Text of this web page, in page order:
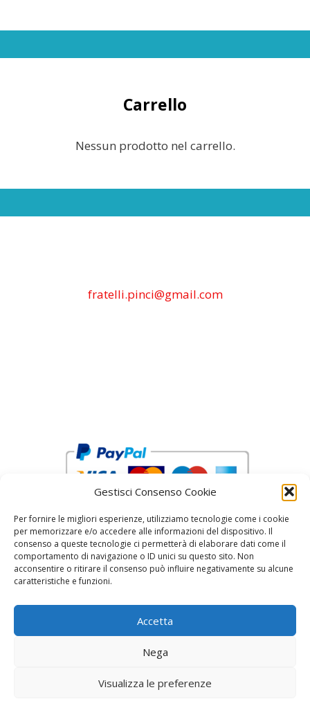
Gestisci Consenso Cookie
Per fornire le migliori esperienze, utilizziamo tecnologie come i cookie
per memorizzare e/o accedere alle informazioni del dispositivo. Il
consenso a queste tecnologie ci permetterà di elaborare dati come il
comportamento di navigazione o ID unici su questo sito. Non
acconsentire o ritirare il consenso può influire negativamente su alcune
caratteristiche e funzioni.
Accetta
Nega
Visualizza le preferenze
Carrello
Nessun prodotto nel carrello.
fratelli.pinci@gmail.com
reCAPTCHA Google’s Privacy Policy and
© 2026 Fratelli Pinci by Fonderia Fattorini